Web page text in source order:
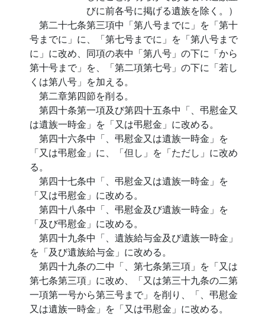
びに前各号に掲げる遺族を除く。）
第二十七条第三項中「第八号までに」を「第十
号までに」に、「第七号までに」を「第八号まで
に」に改め、同項の表中「第八号」の下に「から
第十号まで」を、「第二項第七号」の下に「若し
くは第八号」を加える。
第二章第四節を削る。
第四十条第一項及び第四十五条中「、弔慰金又
は遺族一時金」を「又は弔慰金」に改める。
第四十六条中「、弔慰金又は遺族一時金」を
「又は弔慰金」に、「但し」を「ただし」に改め
る。
第四十七条中「、弔慰金又は遺族一時金」を
「又は弔慰金」に改める。
第四十八条中「、弔慰金及び遺族一時金」を
「及び弔慰金」に改める。
第四十九条中「、遺族給与金及び遺族一時金」
を「及び遺族給与金」に改める。
第四十九条の二中「、第七条第三項」を「又は
第七条第三項」に改め、「又は第三十九条の二第
一項第一号から第三号まで」を削り、「、弔慰金
又は遺族一時金」を「又は弔慰金」に改める。